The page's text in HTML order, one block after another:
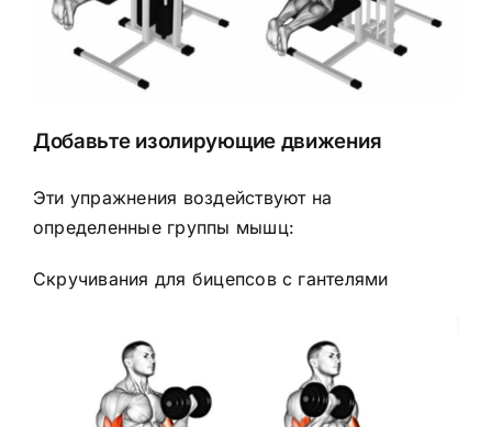
Добавьте изолирующие движения
Эти упражнения воздействуют на
определенные группы мышц:
Скручивания для бицепсов с гантелями